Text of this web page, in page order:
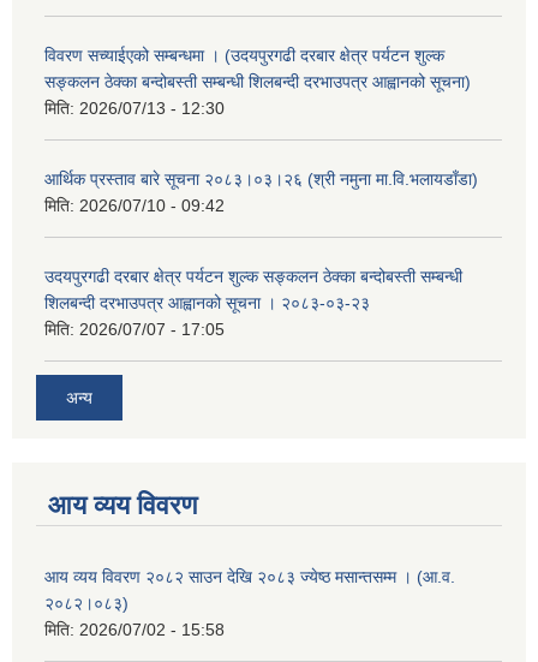
विवरण सच्याईएको सम्बन्धमा । (उदयपुरगढी दरबार क्षेत्र पर्यटन शुल्क
सङ्कलन ठेक्का बन्दोबस्ती सम्बन्धी शिलबन्दी दरभाउपत्र आह्वानको सूचना)
मिति: 2026/07/13 - 12:30
आर्थिक प्रस्ताव बारे सूचना २०८३।०३।२६ (श्री नमुना मा.वि.भलायडाँडा)
मिति: 2026/07/10 - 09:42
उदयपुरगढी दरबार क्षेत्र पर्यटन शुल्क सङ्कलन ठेक्का बन्दोबस्ती सम्बन्धी
शिलबन्दी दरभाउपत्र आह्वानको सूचना । २०८३-०३-२३
मिति: 2026/07/07 - 17:05
अन्य
आय व्यय विवरण
आय व्यय विवरण २०८२ साउन देखि २०८३ ज्येष्ठ मसान्तसम्म । (आ.व.
२०८२।०८३)
मिति: 2026/07/02 - 15:58